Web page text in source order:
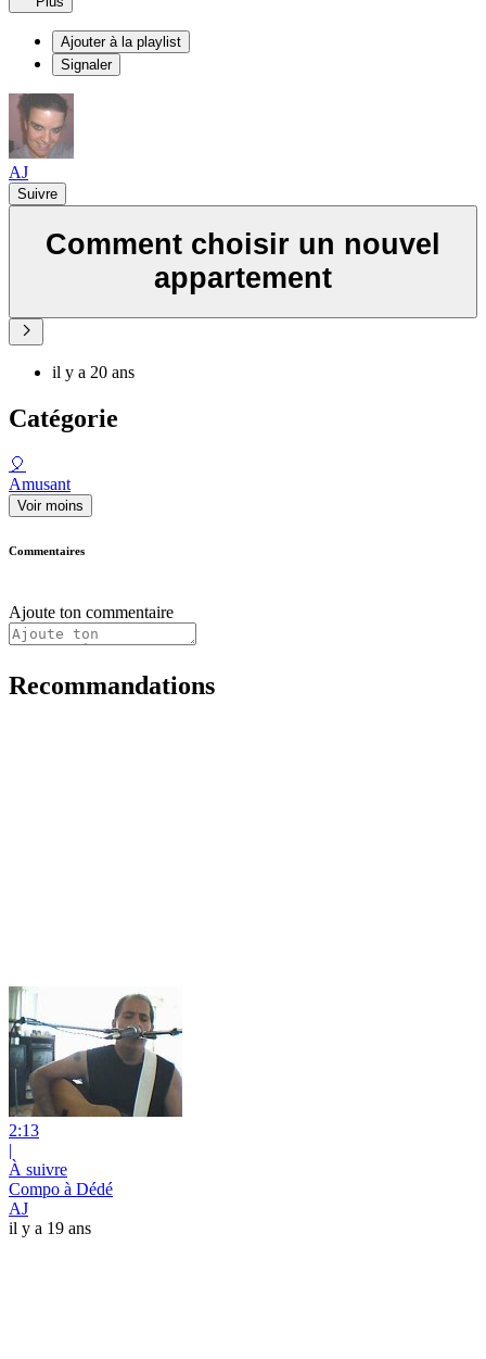
Ajouter à la playlist
Signaler
AJ
Suivre
Comment choisir un nouvel
appartement
il y a 20 ans
Catégorie
🎈
Amusant
Voir moins
Commentaires
Ajoute ton commentaire
Recommandations
2:13
|
À suivre
Compo à Dédé
AJ
il y a 19 ans